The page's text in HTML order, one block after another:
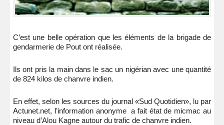
C’est une belle opération que les éléments de la brigade de
gendarmerie de Pout ont réalisée.
Ils ont pris la main dans le sac un nigérian avec une quantité
de 824 kilos de chanvre indien.
En effet, selon les sources du journal «Sud Quotidien», lu par
Actunet.net, l’information anonyme a fait état de micmac au
niveau d’Alou Kagne autour du trafic de chanvre indien.